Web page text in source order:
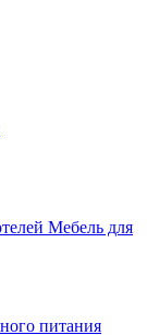
Мебель для